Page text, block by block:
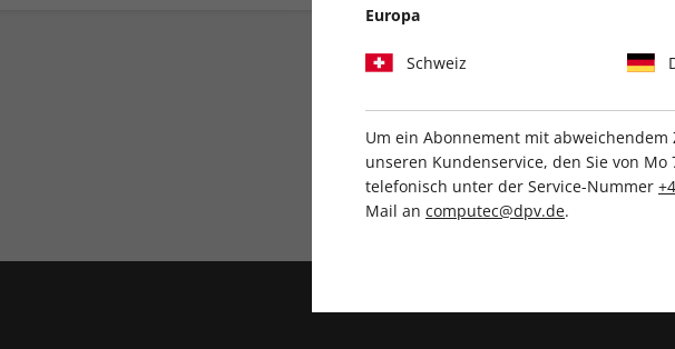
Direkt vom Verlag Tolle
Europa
Schweiz
Um ein Abonnement mit
unseren Kundenservice, den Sie von Mo
telefonisch unter der Service-Nummer
Mail an computec@dpv.de.